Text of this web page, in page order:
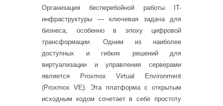
Организация бесперебойной работы IT-
инфраструктуры — ключевая задача для
бизнеса, особенно в эпоху цифровой
трансформации. Одним из наиболее
доступных и гибких решений для
виртуализации и управления серверами
является Proxmox Virtual Environment
(Proxmox VE). Эта платформа с открытым
исходным кодом сочетает в себе простоту